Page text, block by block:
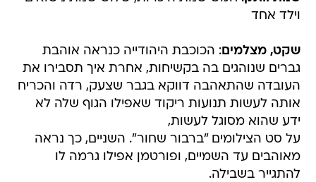
שקט, מצלמים
העובדה שהתאהבה דווקא בגבר שצעק, רדה והכריח
אותה לעשות תנועות ריקוד שאפילו הגוף שלה לא
ידע שהוא מסוגל לעשות,
על סט הצילומים "ברבור שחור". השניים, כך נראה
מאוהבים עד השמיים, ופורטמן אפילו גרמה לו
להתגייר בשבילה.
סרט ההמשך: מילפייה בכלל מבין שהוא אוהב נשים